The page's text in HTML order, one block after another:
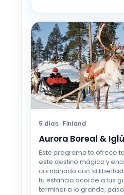
5 días · Finland
Aurora Boreal &
Este programa te ofrece
este destino mágico y
combinado con la
tu estancia acorde a tus
terminar a lo grande,